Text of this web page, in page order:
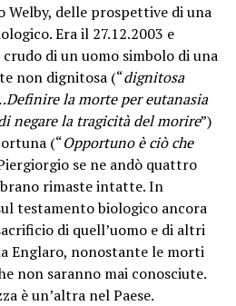
Welby, delle prospettive di una
Era il 27.12.2003 e
di un uomo simbolo di una
non dignitosa (“dignitosa
la morte per eutanasia
negare la tragicità del morire”)
(“Opportuno è ciò che
se ne andò quattro
rimaste intatte. In
testamento biologico ancora
di quell’uomo e di altri
Englaro, nonostante le morti
non saranno mai conosciute.
è un’altra nel Paese.